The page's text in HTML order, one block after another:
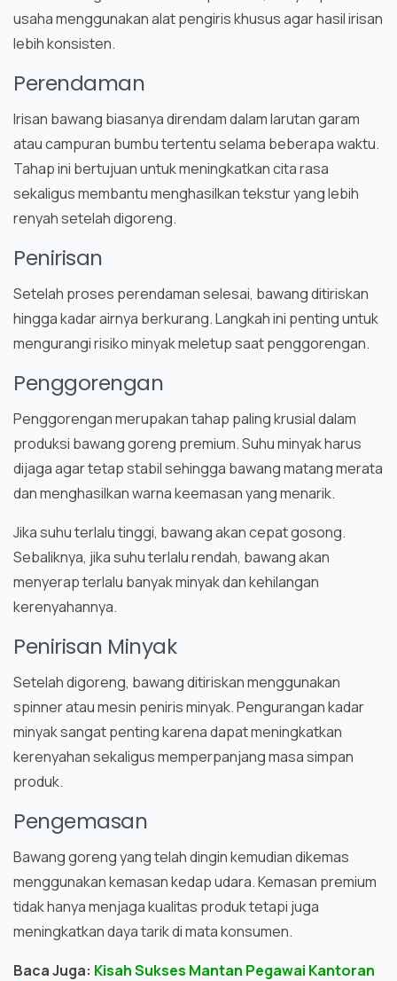
usaha menggunakan alat pengiris khusus agar hasil irisan
lebih konsisten.
Perendaman
Irisan bawang biasanya direndam dalam larutan garam
atau campuran bumbu tertentu selama beberapa waktu.
Tahap ini bertujuan untuk meningkatkan cita rasa
sekaligus membantu menghasilkan tekstur yang lebih
renyah setelah digoreng.
Penirisan
Setelah proses perendaman selesai, bawang ditiriskan
hingga kadar airnya berkurang. Langkah ini penting untuk
mengurangi risiko minyak meletup saat penggorengan.
Penggorengan
Penggorengan merupakan tahap paling krusial dalam
produksi bawang goreng premium. Suhu minyak harus
dijaga agar tetap stabil sehingga bawang matang merata
dan menghasilkan warna keemasan yang menarik.
Jika suhu terlalu tinggi, bawang akan cepat gosong.
Sebaliknya, jika suhu terlalu rendah, bawang akan
menyerap terlalu banyak minyak dan kehilangan
kerenyahannya.
Penirisan Minyak
Setelah digoreng, bawang ditiriskan menggunakan
spinner atau mesin peniris minyak. Pengurangan kadar
minyak sangat penting karena dapat meningkatkan
kerenyahan sekaligus memperpanjang masa simpan
produk.
Pengemasan
Bawang goreng yang telah dingin kemudian dikemas
menggunakan kemasan kedap udara. Kemasan premium
tidak hanya menjaga kualitas produk tetapi juga
meningkatkan daya tarik di mata konsumen.
Baca Juga: Kisah Sukses Mantan Pegawai Kantoran